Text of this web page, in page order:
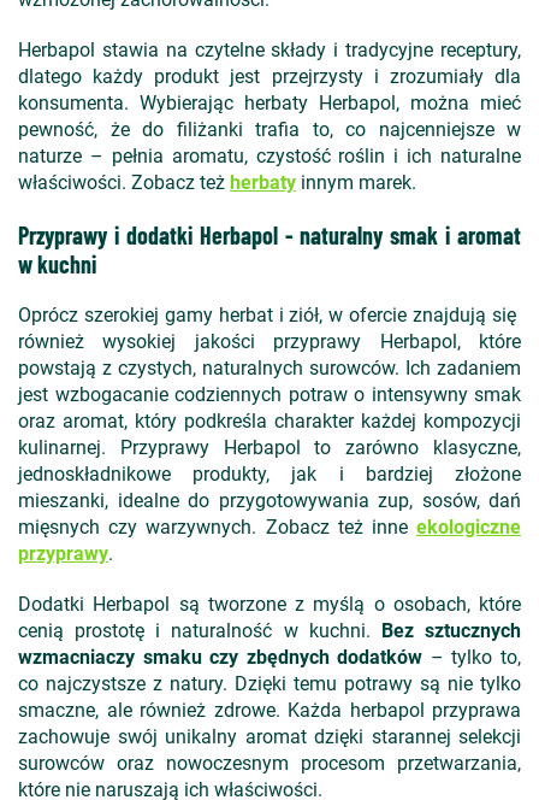
Herbapol stawia na czytelne składy i tradycyjne receptury,
dlatego każdy produkt jest przejrzysty i zrozumiały dla
konsumenta. Wybierając herbaty Herbapol, można mieć
pewność, że do filiżanki trafia to, co najcenniejsze w
naturze – pełnia aromatu, czystość roślin i ich naturalne
właściwości. Zobacz też herbaty innym marek.
Przyprawy i dodatki Herbapol - naturalny smak i aromat
w kuchni
Oprócz szerokiej gamy herbat i ziół, w ofercie znajdują się
również wysokiej jakości przyprawy Herbapol, które
powstają z czystych, naturalnych surowców. Ich zadaniem
jest wzbogacanie codziennych potraw o intensywny smak
oraz aromat, który podkreśla charakter każdej kompozycji
kulinarnej. Przyprawy Herbapol to zarówno klasyczne,
jednoskładnikowe produkty, jak i bardziej złożone
mieszanki, idealne do przygotowywania zup, sosów, dań
mięsnych czy warzywnych. Zobacz też inne ekologiczne
przyprawy.
Dodatki Herbapol są tworzone z myślą o osobach, które
cenią prostotę i naturalność w kuchni. Bez sztucznych
wzmacniaczy smaku czy zbędnych dodatków – tylko to,
co najczystsze z natury. Dzięki temu potrawy są nie tylko
smaczne, ale również zdrowe. Każda herbapol przyprawa
zachowuje swój unikalny aromat dzięki starannej selekcji
surowców oraz nowoczesnym procesom przetwarzania,
które nie naruszają ich właściwości.